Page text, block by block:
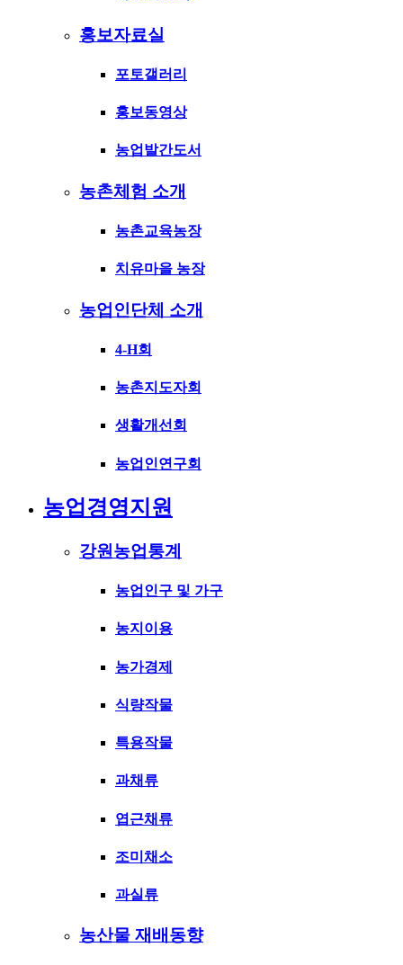
홍보자료실
포토갤러리
홍보동영상
농업발간도서
농촌체험 소개
농촌교육농장
치유마을 농장
농업인단체 소개
4-H회
농촌지도자회
생활개선회
농업인연구회
농업경영지원
강원농업통계
농업인구 및 가구
농지이용
농가경제
식량작물
특용작물
과채류
엽근채류
조미채소
과실류
농산물 재배동향